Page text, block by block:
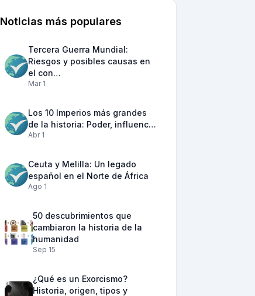
Noticias más populares
Tercera Guerra Mundial:
Riesgos y posibles causas en
el con…
Mar 1
Los 10 Imperios más grandes
de la historia: Poder, influenc…
Abr 1
Ceuta y Melilla: Un legado
español en el Norte de África
Ago 1
50 descubrimientos que
cambiaron la historia de la
humanidad
Sep 15
¿Qué es un Exorcismo?
Historia, origen, tipos y